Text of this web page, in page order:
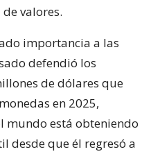
valores.
importancia a las
defendió los
de dólares que
en 2025,
mundo está obteniendo
desde que él regresó a